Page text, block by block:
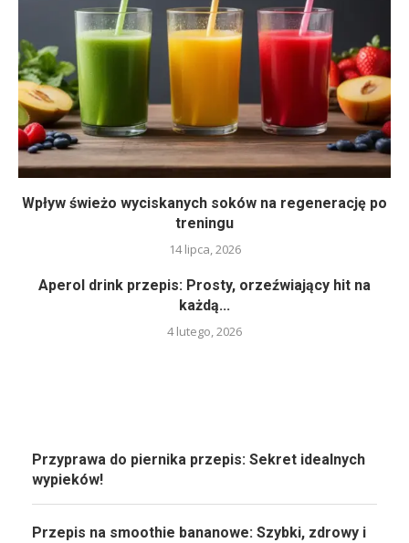
Wpływ świeżo wyciskanych soków na regenerację po
treningu
14 lipca, 2026
Aperol drink przepis: Prosty, orzeźwiający hit na
każdą...
4 lutego, 2026
Przyprawa do piernika przepis: Sekret idealnych
wypieków!
Przepis na smoothie bananowe: Szybki, zdrowy i